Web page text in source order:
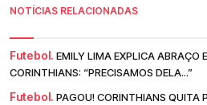
NOTÍCIAS RELACIONADAS
Futebol. EMILY LIMA EXPLICA ABRAÇO
CORINTHIANS: “PRECISAMOS DELA...”
Futebol. PAGOU! CORINTHIANS QUITA